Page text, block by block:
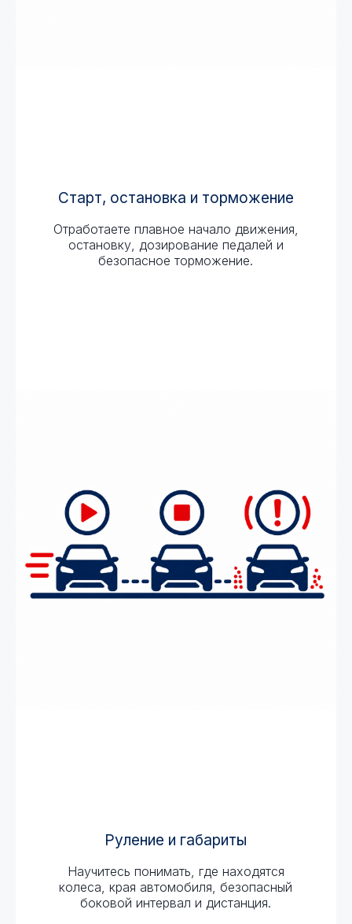
Старт, остановка и торможение
Отработаете плавное начало движения,
остановку, дозирование педалей и
безопасное торможение.
Руление и габариты
Научитесь понимать, где находятся
колеса, края автомобиля, безопасный
боковой интервал и дистанция.